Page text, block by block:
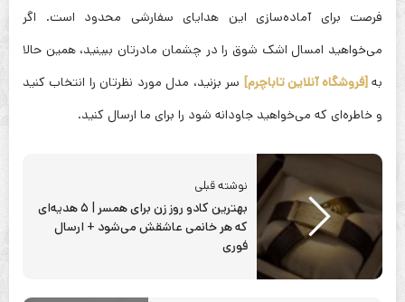
فرصت برای آماده‌سازی این هدایای سفارشی محدود است. اگر
می‌خواهید امسال اشک شوق را در چشمان مادرتان ببینید، همین حالا
به[فروشگاه آنلاین تاباچرم] سر بزنید، مدل مورد نظرتان را انتخاب کنید
و خاطره‌ای که می‌خواهید جاودانه شود را برای ما ارسال کنید.
نوشته قبلی
بهترین کادو روز زن برای همسر | ۵ هدیه‌ای
که هر خانمی عاشقش می‌شود + ارسال
فوری